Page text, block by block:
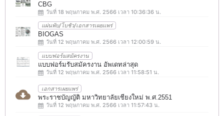
CBG
วันที่ 18 พฤษภาคม พ.ศ. 2566 เวลา 10:36:36 น.
แผ่นพับ/โบชัว/เอกสารเผยแพร่
BIOGAS
วันที่ 12 พฤษภาคม พ.ศ. 2566 เวลา 12:00:59 น.
แบบฟอร์มสมัครงาน
แบบฟอร์มรับสมัครงาน อัพเดทล่าสุด
วันที่ 12 พฤษภาคม พ.ศ. 2566 เวลา 11:58:51 น.
เอกสารเผยแพร่
พระราชบัญญัติ มหาวิทยาลัยเชียงใหม่ พ.ศ.2551
วันที่ 12 พฤษภาคม พ.ศ. 2566 เวลา 11:57:43 น.